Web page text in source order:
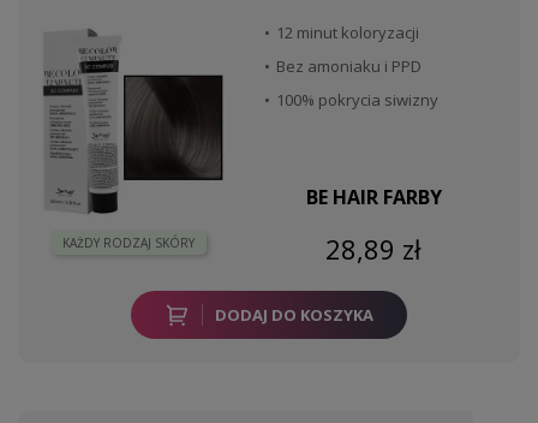
KAŻDY RODZAJ SKÓRY
12 minut koloryzacji
Bez amoniaku i PPD
100% pokrycia siwizny
BE HAIR FARBY
28,89 zł
DODAJ DO KOSZYKA